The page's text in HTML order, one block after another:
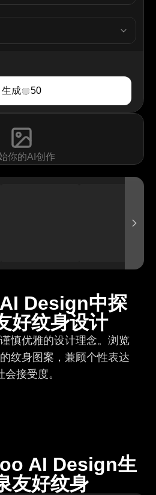
生成 50
你的AI创作
Design中探
好纹身设计
慎优雅的设计理念。浏览
纹身图案，兼顾个性表达
会接受度。
AI Design生
友好纹身